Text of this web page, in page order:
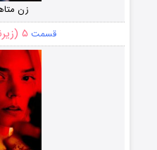
زن
قسمت ۵ (زیرنویس)